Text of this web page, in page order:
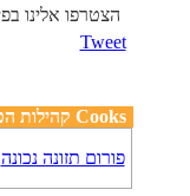
Tweet
קהילות הפורומים של Cooks
פורום תזונה נכונה